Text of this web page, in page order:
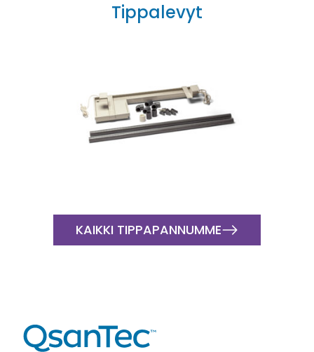
Tippalevyt
KAIKKI TIPPAPANNUMME